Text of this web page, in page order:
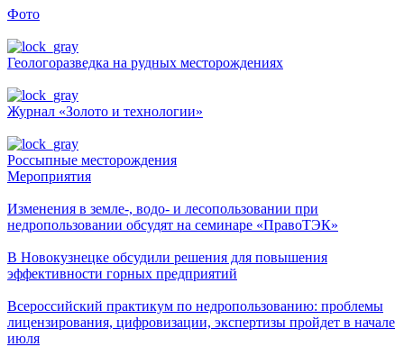
Фото
Геологоразведка на рудных месторождениях
Журнал «Золото и технологии»
Россыпные месторождения
Мероприятия
Изменения в земле-, водо- и лесопользовании при
недропользовании обсудят на семинаре «ПравоТЭК»
В Новокузнецке обсудили решения для повышения
эффективности горных предприятий
Всероссийский практикум по недропользованию: проблемы
лицензирования, цифровизации, экспертизы пройдет в начале
июля